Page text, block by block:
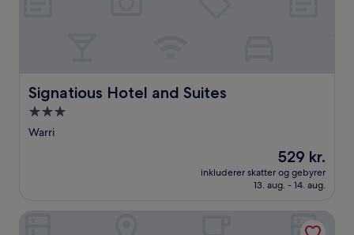
Signatious Hotel and Suites
Signatious Hotel and Suites
3.0-
stjernet
Warri
Prisen
er
529 kr.
529 kr.
inkluderer skatter og gebyrer
13. aug. - 14. aug.